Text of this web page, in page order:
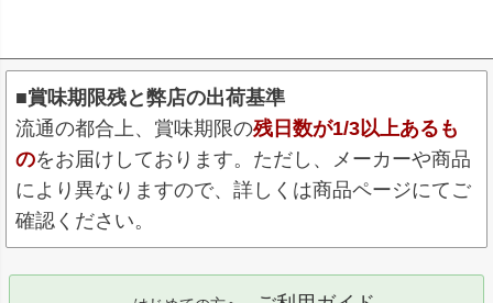
■賞味期限残と弊店の出荷基準
流通の都合上、賞味期限の残日数が1/3以上あるも
のをお届けしております。ただし、メーカーや商品
により異なりますので、詳しくは商品ページにてご
確認ください。